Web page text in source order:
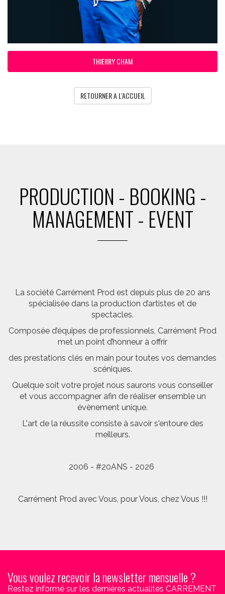
THIERRY CHAM
RETOURNER A L'ACCUEIL
PRODUCTION - BOOKING -
MANAGEMENT - EVENT
La société Carrément Prod est depuis plus de 20 ans
spécialisée dans la production d’artistes et de
spectacles.
Composée d’équipes de professionnels, Carrément Prod
met un point d’honneur à offrir
des prestations clés en main pour toutes vos demandes
scéniques.
Quelque soit votre projet nous saurons vous conseiller
et vous accompagner afin de réaliser ensemble un
évènement unique.
L'art de la réussite consiste à savoir s'entoure des
meilleurs.
2006 - #20ANS - 2026
Carrément Prod avec Vous, pour Vous, chez Vous !!!
Vous voulez recevoir la newsletter mensuelle ?
Restez informé sur les dernières actualités CARREMENT